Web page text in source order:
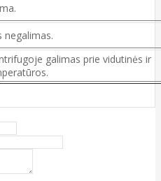
negalimas.
galimas prie vidutinės ir